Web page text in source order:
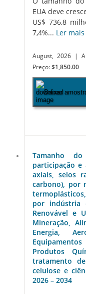
EUA deve
US$ 736,8
7,4%... Ler mais
August, 2026 |
Preço: $1,850.00
Baixar
Tamanho
participação
axiais, selos
carbono), por
por indústria
Renovável e
Mineração,
Energia,
Produtos
tratamento
celulose e
2026 – 2034